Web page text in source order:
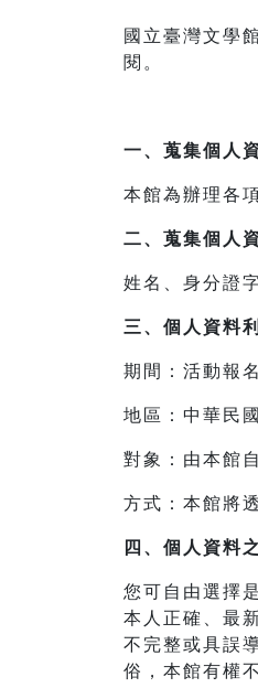
國立臺灣文學
閱。
一、 蒐集個人
本館為辦理各
二、 蒐集個人
姓名、身分證
三、 個人資料
期間：活動報
地區：中華民
對象：由本館
方式：本館將
四、 個人資料
您可自由選擇
本人正確、最
不完整或具誤
俗，本館有權